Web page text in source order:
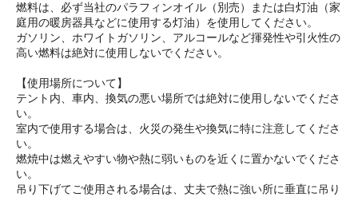
燃料は、必ず当社のパラフィンオイル（別売）または白灯油（家
庭用の暖房器具などに使用する灯油）を使用してください。
ガソリン、ホワイトガソリン、アルコールなど揮発性や引火性の
高い燃料は絶対に使用しないでください。
【使用場所について】
テント内、車内、換気の悪い場所では絶対に使用しないでくださ
い。
室内で使用する場合は、火災の発生や換気に特に注意してくださ
い。
燃焼中は燃えやすい物や熱に弱いものを近くに置かないでくださ
い。
吊り下げてご使用される場合は、丈夫で熱に強い所に垂直に吊り